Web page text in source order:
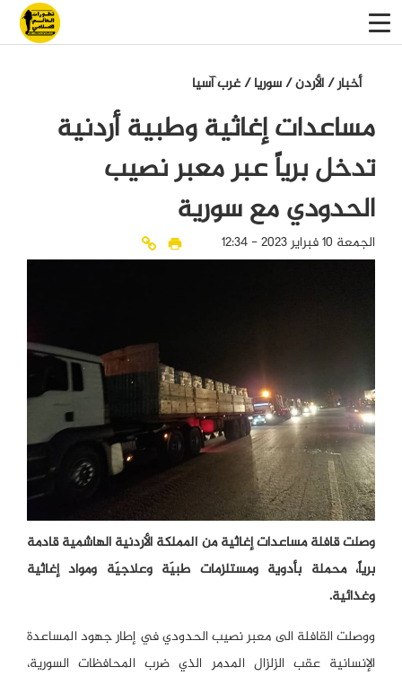
أخبار/الأردن/سوريا/غرب آسيا
مساعدات إغاثية وطبية أردنية
تدخل برياً عبر معبر نصيب
الحدودي مع سورية
الجمعة 10 فبراير 2023 - 12:34
وصلت قافلة مساعدات إغاثية من المملكة الأردنية الهاشمية قادمة
برياً، محملة بأدوية ومستلزمات طبيَة وعلاجيَة ومواد إغاثية
وغذائية.
ووصلت القافلة الى معبر نصيب الحدودي في إطار جهود المساعدة
الإنسانية عقب الزلزال المدمر الذي ضرب المحافظات السورية،